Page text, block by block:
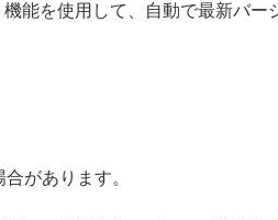
能を使用して、自動で最新バー
があります。